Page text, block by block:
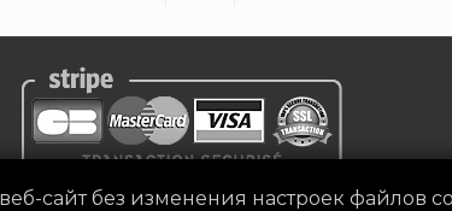
сайт без изменения настроек файлов
уведомление | Сроки и условия |